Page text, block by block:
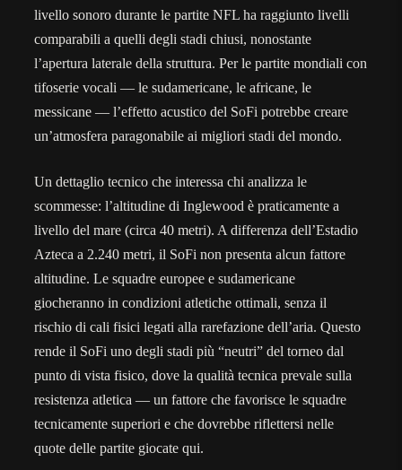
livello sonoro durante le partite NFL ha raggiunto livelli
comparabili a quelli degli stadi chiusi, nonostante
l’apertura laterale della struttura. Per le partite mondiali con
tifoserie vocali — le sudamericane, le africane, le
messicane — l’effetto acustico del SoFi potrebbe creare
un’atmosfera paragonabile ai migliori stadi del mondo.
Un dettaglio tecnico che interessa chi analizza le
scommesse: l’altitudine di Inglewood è praticamente a
livello del mare (circa 40 metri). A differenza dell’Estadio
Azteca a 2.240 metri, il SoFi non presenta alcun fattore
altitudine. Le squadre europee e sudamericane
giocheranno in condizioni atletiche ottimali, senza il
rischio di cali fisici legati alla rarefazione dell’aria. Questo
rende il SoFi uno degli stadi più “neutri” del torneo dal
punto di vista fisico, dove la qualità tecnica prevale sulla
resistenza atletica — un fattore che favorisce le squadre
tecnicamente superiori e che dovrebbe riflettersi nelle
quote delle partite giocate qui.